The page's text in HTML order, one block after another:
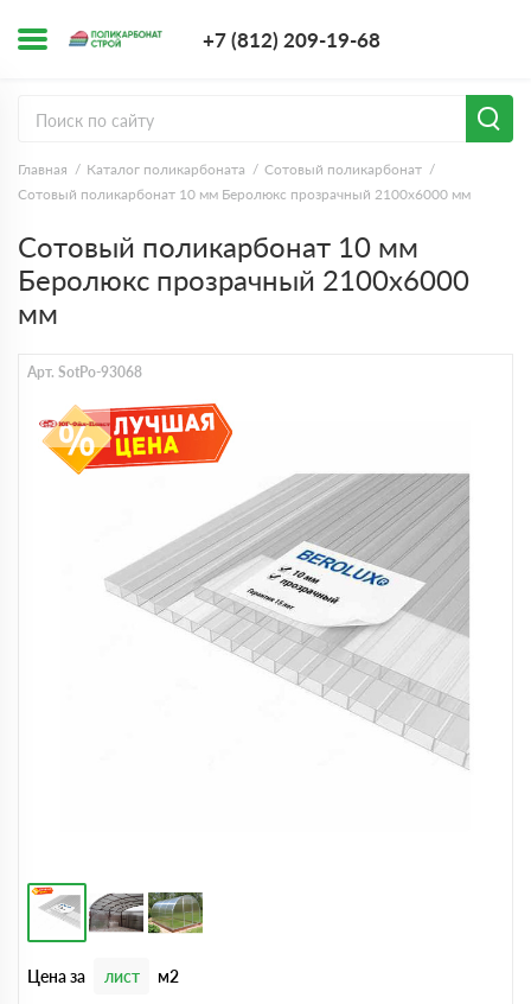
+7 (812) 209-19-68
Главная Каталог поликарбоната
Сотовый поликарбонат
Сотовый поликарбонат 10 мм Беролюкс прозрачный 2100х6000 мм
Сотовый поликарбонат 10 мм
Беролюкс прозрачный 2100х6000
мм
Арт. SotPo-93068
Цена за лист м2